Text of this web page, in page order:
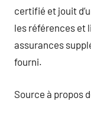
certifié et jouit
les références et
assurances
fourni.
Source à propos